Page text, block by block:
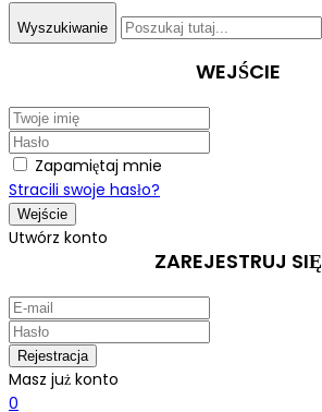
Wyszukiwanie
WEJŚCIE
Zapamiętaj mnie
Stracili swoje hasło?
Utwórz konto
ZAREJESTRUJ SIĘ
Masz już konto
0